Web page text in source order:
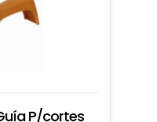
P/cortes